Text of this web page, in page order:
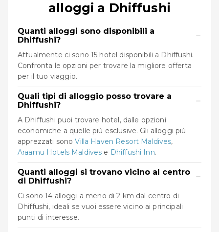
alloggi a Dhiffushi
Quanti alloggi sono disponibili a
Dhiffushi?
−
Attualmente ci sono 15 hotel disponibili a Dhiffushi.
Confronta le opzioni per trovare la migliore offerta
per il tuo viaggio.
Quali tipi di alloggio posso trovare a
Dhiffushi?
−
A Dhiffushi puoi trovare hotel, dalle opzioni
economiche a quelle più esclusive. Gli alloggi più
apprezzati sonoVilla Haven Resort Maldives,
Araamu Hotels Maldives e Dhiffushi Inn.
Quanti alloggi si trovano vicino al centro
di Dhiffushi?
−
Ci sono 14 alloggi a meno di 2 km dal centro di
Dhiffushi, ideali se vuoi essere vicino ai principali
punti di interesse.